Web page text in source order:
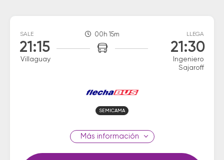
SALE
21:15
Villaguay
00h 15m LLEGA
21:30
Ingeniero
Sajaroff
SEMICAMA
información